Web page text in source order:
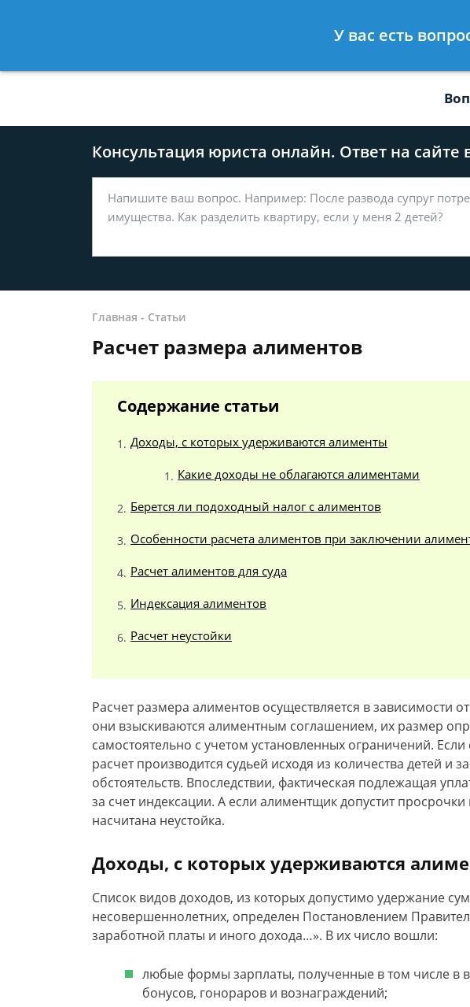
8 812 509-27-47
Консультация юриста онлайн. Ответ на сайте
Главная - Статьи
Расчет размера алиментов
Содержание статьи
Доходы, с которых удерживаются алименты
Какие доходы не облагаются алиментами
Берется ли подоходный налог с алиментов
Особенности расчета алиментов при заключении
Расчет алиментов для суда
Индексация алиментов
Расчет неустойки
Расчет размера алиментов осуществляется в зависимости
они взыскиваются алиментным соглашением, их размер
самостоятельно с учетом установленных ограничений.
расчет производится судьей исходя из количества детей и
обстоятельств. Впоследствии, фактическая подлежащая
за счет индексации. А если алиментщик допустит
насчитана неустойка.
Доходы, с которых удерживаются
Список видов доходов, из которых допустимо удержание
несовершеннолетних, определен Постановлением
заработной платы и иного дохода…». В их число вошли:
любые формы зарплаты, полученные в том числе в
бонусов, гонораров и вознаграждений;
У вас есть